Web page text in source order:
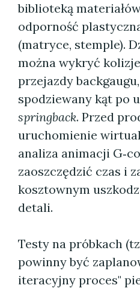
biblioteką
odporność
(matryce, stemple).
można wykryć
przejazdy
spodziewany kąt po
springback. Przed
uruchomienie
analiza animacji
zaoszczędzić czas i
kosztownym
detali.
Testy na próbkach
powinny być
iteracyjny proces"